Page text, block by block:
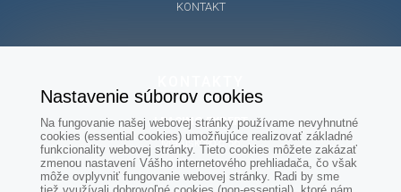
KONTAKT
LEASING EXPERT
Matúškovo č.56
925 01 Matúškovo
Nastavenie súborov cookies
Na fungovanie našej webovej stránky používame nevyhnutné
cookies (essential cookies) umožňujúce realizovať základné
funkcionality webovej stránky. Tieto cookies môžete zakázať
zmenou nastavení Vášho internetového prehliadača, čo však
môže ovplyvniť fungovanie webovej stránky. Radi by sme